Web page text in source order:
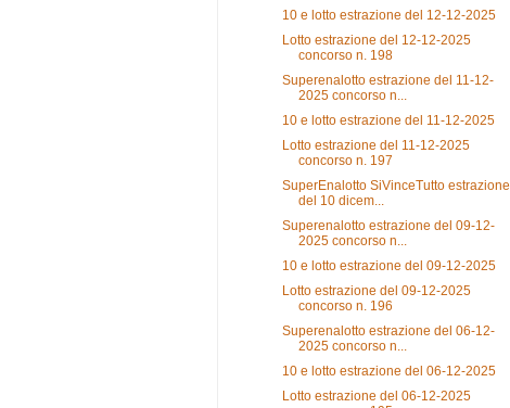
10 e lotto estrazione del 12-12-2025
Lotto estrazione del 12-12-2025
concorso n. 198
Superenalotto estrazione del 11-12-
2025 concorso n...
10 e lotto estrazione del 11-12-2025
Lotto estrazione del 11-12-2025
concorso n. 197
SuperEnalotto SiVinceTutto estrazione
del 10 dicem...
Superenalotto estrazione del 09-12-
2025 concorso n...
10 e lotto estrazione del 09-12-2025
Lotto estrazione del 09-12-2025
concorso n. 196
Superenalotto estrazione del 06-12-
2025 concorso n...
10 e lotto estrazione del 06-12-2025
Lotto estrazione del 06-12-2025